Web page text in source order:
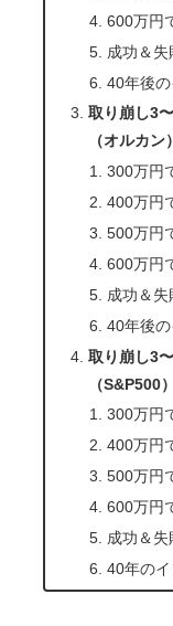
600万円
成功＆失
40年後
取り崩し3
（オルカン）
300万円
400万円
500万円
600万円
成功＆失
40年後
取り崩し3
（S&P500）
300万円
400万円
500万円
600万円
成功＆失
40年の